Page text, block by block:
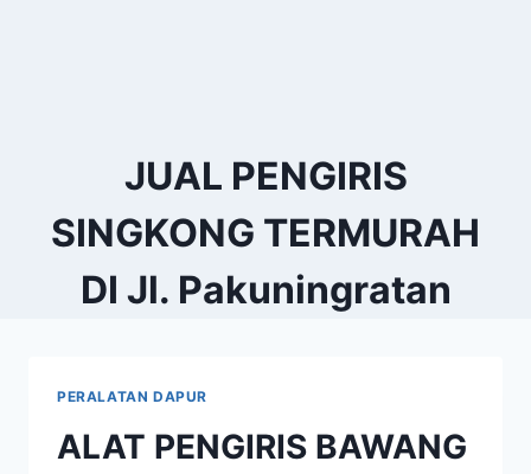
JUAL PENGIRIS
SINGKONG TERMURAH
DI Jl. Pakuningratan
PERALATAN DAPUR
ALAT PENGIRIS BAWANG